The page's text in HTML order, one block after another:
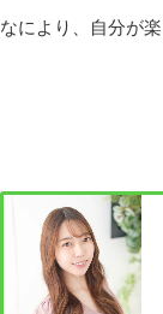
なにより、自分が